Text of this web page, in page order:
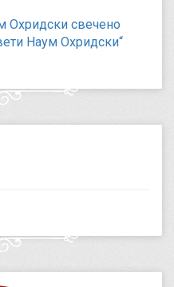
Охридски свечено
Наум Охридски“